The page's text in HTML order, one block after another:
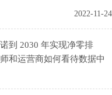
2022-11-24
到 2030 年实现净零排
和运营商如何看待数据中